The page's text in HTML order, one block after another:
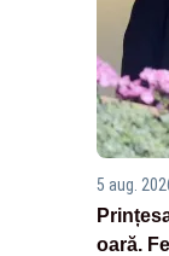
5 aug.
oară.